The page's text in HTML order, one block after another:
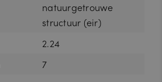
natuurgetrouwe
structuur (eir)
2.24
7